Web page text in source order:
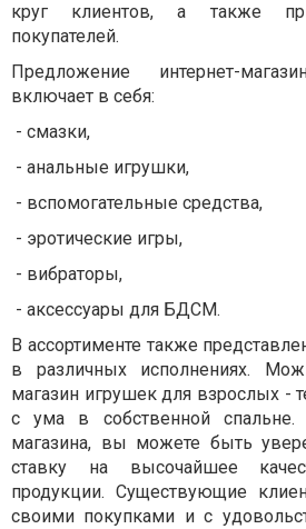
круг клиентов, а также
покупателей.
Предложение интернет-
включает в себя:
- смазки,
- анальные игрушки,
- вспомогательные средства,
- эротические игры,
- вибраторы,
- аксессуары для БДСМ.
В ассортименте также
в различных исполнениях.
магазин игрушек для взрослых -
с ума в собственной спальне.
магазина, вы можете быть
ставку на высочайшее
продукции. Существующие
своими покупками и с